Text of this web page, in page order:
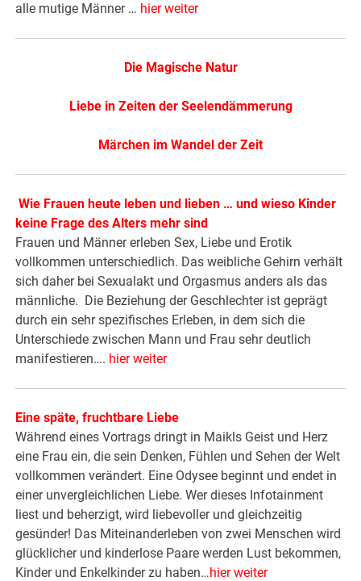
alle mutige Männer … hier weiter
Die Magische Natur
Liebe in Zeiten der Seelendämmerung
Märchen im Wandel der Zeit
Wie Frauen heute leben und lieben … und wieso Kinder
keine Frage des Alters mehr sind
Frauen und Männer erleben Sex, Liebe und Erotik
vollkommen unterschiedlich. Das weibliche Gehirn verhält
sich daher bei Sexualakt und Orgasmus anders als das
männliche. Die Beziehung der Geschlechter ist geprägt
durch ein sehr spezifisches Erleben, in dem sich die
Unterschiede zwischen Mann und Frau sehr deutlich
manifestieren…. hier weiter
Eine späte, fruchtbare Liebe
Während eines Vortrags dringt in Maikls Geist und Herz
eine Frau ein, die sein Denken, Fühlen und Sehen der Welt
vollkommen verändert. Eine Odysee beginnt und endet in
einer unvergleichlichen Liebe. Wer dieses Infotainment
liest und beherzigt, wird liebevoller und gleichzeitig
gesünder! Das Miteinanderleben von zwei Menschen wird
glücklicher und kinderlose Paare werden Lust bekommen,
Kinder und Enkelkinder zu haben…hier weiter